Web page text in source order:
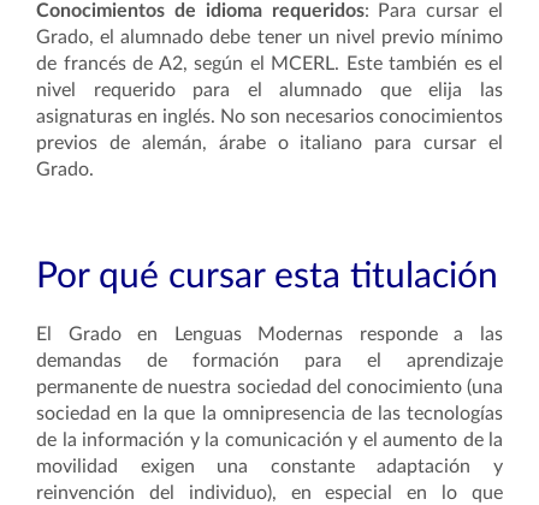
Conocimientos de idioma requeridos: Para cursar el
Grado, el alumnado debe tener un nivel previo mínimo
de francés de A2, según el MCERL. Este también es el
nivel requerido para el alumnado que elija las
asignaturas en inglés. No son necesarios conocimientos
previos de alemán, árabe o italiano para cursar el
Grado.
Por qué cursar esta titulación
El Grado en Lenguas Modernas responde a las
demandas de formación para el aprendizaje
permanente de nuestra sociedad del conocimiento (una
sociedad en la que la omnipresencia de las tecnologías
de la información y la comunicación y el aumento de la
movilidad exigen una constante adaptación y
reinvención del individuo), en especial en lo que